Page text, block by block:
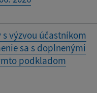
výzvou účastníkom
sa s doplnenými
podkladom